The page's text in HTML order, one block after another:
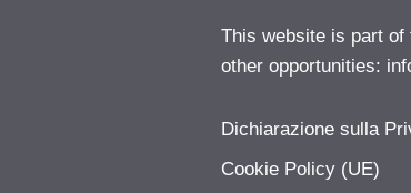
This website is part of
other opportunities:
Dichiarazione sulla
Cookie Policy (UE)